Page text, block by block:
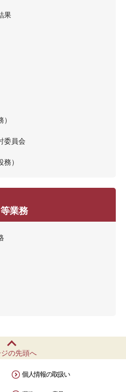
果
委員会
）
業務
の先頭へ
個人情報の取扱い